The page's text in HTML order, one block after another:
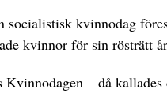
socialistisk kvinnodag
kvinnor för sin rösträtt
Kvinnodagen – då